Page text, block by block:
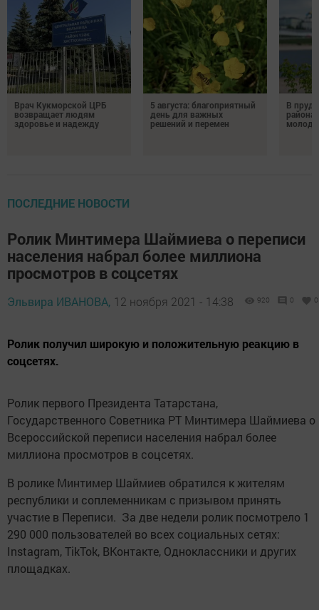
Врач Кукморской ЦРБ
возвращает людям
здоровье и надежду
5 августа: благоприятный
день для важных
решений и перемен
В
района
ПОСЛЕДНИЕ НОВОСТИ
Ролик Минтимера Шаймиева о переписи
населения набрал более миллиона
просмотров в соцсетях
Эльвира ИВАНОВА, 12 ноября 2021 - 14:38 920 0 0
Ролик получил широкую и положительную реакцию в
соцсетях.
Ролик первого Президента Татарстана,
Государственного Советника РТ Минтимера Шаймиева о
Всероссийской переписи населения набрал более
миллиона просмотров в соцсетях.
В ролике Минтимер Шаймиев обратился к жителям
республики и соплеменникам с призывом принять
участие в Переписи. За две недели ролик посмотрело 1
290 000 пользователей во всех социальных сетях:
Instagram, TikTok, ВКонтакте, Одноклассники и других
площадках.